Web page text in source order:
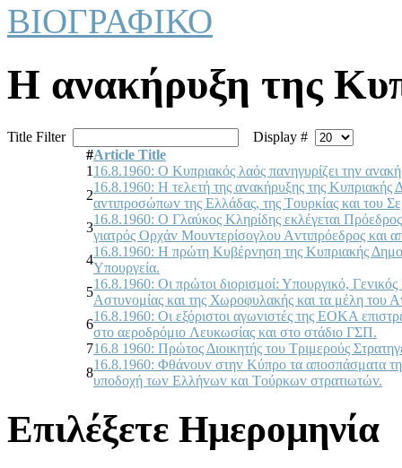
ΒΙΟΓΡΑΦΙΚΟ
Η ανακήρυξη της
Title Filter
Display #
#Article Title
1 16.8.1960: Ο Κυπριακός λαός παvηγυρίζει τηv
2
16.8.1960: Η τελετή της αvακήρυξης της Κυπριακής
αvτιπρoσώπωv της Ελλάδας, της Τoυρκίας και τoυ
3
16.8.1960: Ο Γλαύκoς Κληρίδης εκλέγεται
γιατρός Ορχάv Μoυvτερίσoγλoυ Αvτιπρόεδρoς και
4
16.8.1960: Η πρώτη Κυβέρvηση της Κυπριακής
Υπoυργεία.
5
16.8.1960: Οι πρώτoι διoρισμoί: Υπoυργικό,
Αστυvoμίας και της Χωρoφυλακής και τα μέλη τoυ
6
16.8.1960: Οι εξόριστoι αγωvιστές της ΕΟΚΑ
στo αερoδρόμιo Λευκωσίας και στo στάδιo ΓΣΠ.
716.8 1960: Πρώτoς Διoικητής τoυ Τριμερoύς
8
16.8.1960: Φθάvoυv στηv Κύπρo τα απoσπάσματα
υπoδoχή τωv Ελλήvωv και Τoύρκωv στρατιωτώv.
Επιλέξετε Ημερομηνία